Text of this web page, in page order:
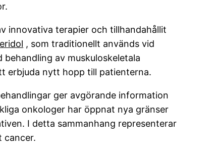
innovativa terapier och tillhandahållit
, som traditionellt används vid
av muskuloskeletala
erbjuda nytt hopp till patienterna.
ger avgörande information
onkologer har öppnat nya gränser
I detta sammanhang representerar
cancer.